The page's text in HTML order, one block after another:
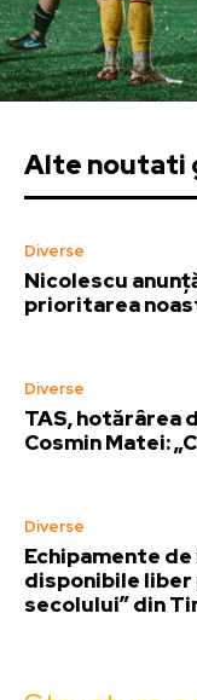
Alte noutati
Diverse
Nicolescu
prioritarea
Diverse
TAS, hotărârea
Cosmin Matei:
Diverse
Echipamente
disponibile
secolului” din